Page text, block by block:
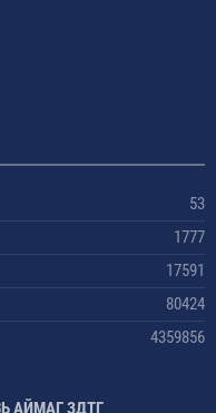
53
1777
17591
80424
4359856
АЙМАГ ЗДТГ